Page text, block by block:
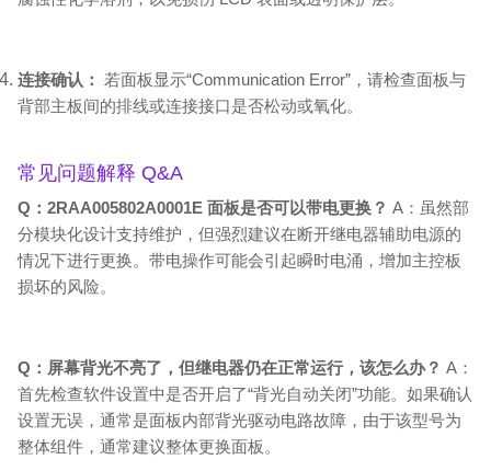
连接确认：
若面板显示“Communication Error”，请检查面板与
背部主板间的排线或连接接口是否松动或氧化。
常见问题解释 Q&A
Q：2RAA005802A0001E 面板是否可以带电更换？ A：虽然部
分模块化设计支持维护，但强烈建议在断开继电器辅助电源的
情况下进行更换。带电操作可能会引起瞬时电涌，增加主控板
损坏的风险。
Q：屏幕背光不亮了，但继电器仍在正常运行，该怎么办？ A：
首先检查软件设置中是否开启了“背光自动关闭”功能。如果确认
设置无误，通常是面板内部背光驱动电路故障，由于该型号为
整体组件，通常建议整体更换面板。